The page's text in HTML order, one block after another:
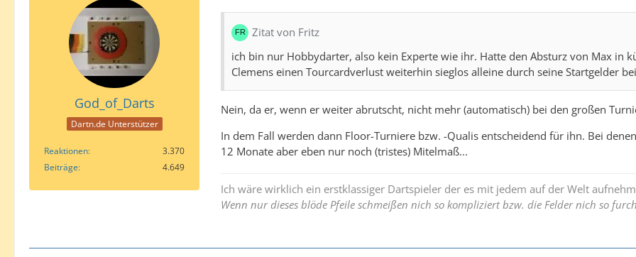
God_of_Darts
Dartn.de Unterstützer
Reaktionen
3.370
Beiträge
4.649
Zitat von Fritz
ich bin nur Hobbydarter, also kein Experte wie ihr. Hatte den Absturz von Max in
Clemens einen Tourcardverlust weiterhin sieglos alleine durch seine Startgelder
Nein, da er, wenn er weiter abrutscht, nicht mehr (automatisch) bei den großen
In dem Fall werden dann Floor-Turniere bzw. -Qualis entscheidend für ihn. Bei
12 Monate aber eben nur noch (tristes) Mitelmaß...
Ich wäre wirklich ein erstklassiger Dartspieler der es mit jedem auf der Welt
Wenn nur dieses blöde Pfeile schmeißen nich so kompliziert bzw. die Felder nich so